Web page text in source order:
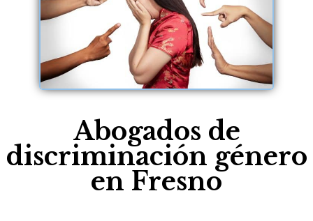
Abogados de
discriminación género
en Fresno